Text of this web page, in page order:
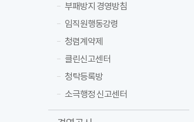
부패방지 경영방침
임직원행동강령
청렴계약제
클린신고센터
청탁등록방
소극행정 신고센터